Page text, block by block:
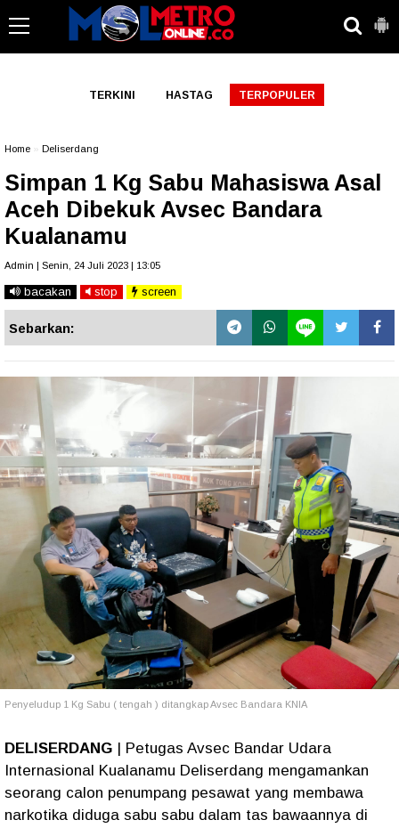
TERKINI HASTAG TERPOPULER
Home Deliserdang
Simpan 1 Kg Sabu Mahasiswa Asal
Aceh Dibekuk Avsec Bandara
Kualanamu
Admin | Senin, 24 Juli 2023 | 13:05
bacakan stop screen
Sebarkan:
Penyeludup 1 Kg Sabu ( tengah ) ditangkap Avsec Bandara KNIA
DELISERDANG | Petugas Avsec Bandar Udara
Internasional Kualanamu Deliserdang mengamankan
seorang calon penumpang pesawat yang membawa
narkotika diduga sabu sabu dalam tas bawaannya di